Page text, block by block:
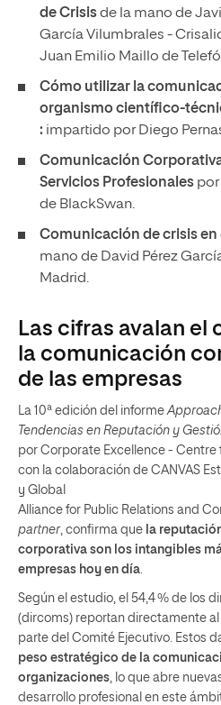
de Crisis​de la mano de
García Vilumbrales -
Juan Emilio Maillo de
Cómo utilizar la
organismo científico-
: impartido por Diego
Comunicación
Servicios Profesionales
de BlackSwan.
Comunicación de crisis
mano de David Pérez
Madrid.
Las cifras avalan el
la comunicación
de las empresas
La 10ª edición del informe
Tendencias en Reputación y
por Corporate Excellence - Centre
con la colaboración de CANVAS
y Global
Alliance for Public Relations and
partner, confirma que la
corporativa son los intangibles
empresas hoy en día.
Según el estudio, el 54,4 % de los
(dircoms) reportan directamente al
parte del Comité Ejecutivo. Estos
peso estratégico de la
organizaciones, lo que abre
desarrollo profesional en este